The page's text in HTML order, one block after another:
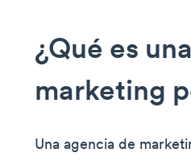
¿Qué es
marketing
Una agencia de